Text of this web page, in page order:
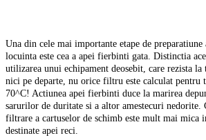
Una din cele mai importante etape de
locuinta este cea a apei fierbinti gata. Distinctia
utilizarea unui echipament deosebit, care rezista
nici pe departe, nu orice filtru este calculat pentru
70^C! Actiunea apei fierbinti duce la marirea
sarurilor de duritate si a altor amestecuri nedorite.
filtrare a cartuselor de schimb este mult mai mica
destinate apei reci.